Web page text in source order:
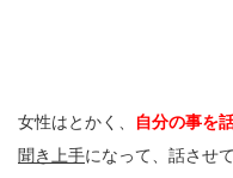
女性はとかく、 自分の事を
聞き上手になって、話させ